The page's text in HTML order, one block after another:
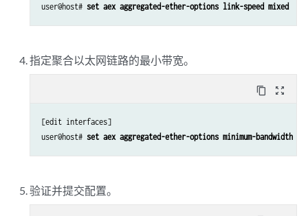
user@host# set aex aggregated-ether-options link-speed mixed
指定聚合以太网链路的最小带宽。
content_copy zoom_out_map
[edit interfaces]
user@host# set aex aggregated-ether-options minimum-bandwidth
验证并提交配置。